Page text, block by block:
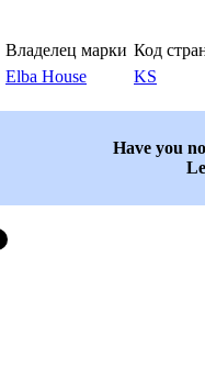
Владелец марки Код
Elba House KS
Have you